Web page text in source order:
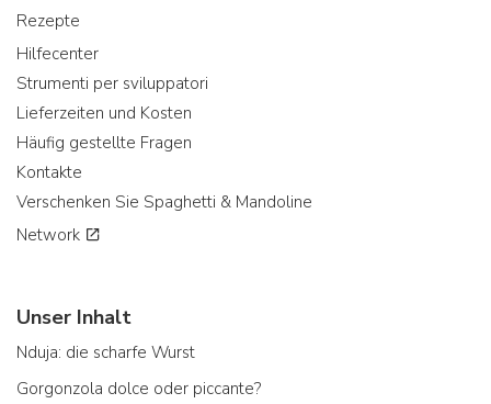
Rezepte
Hilfecenter
Strumenti per sviluppatori
Lieferzeiten und Kosten
Häufig gestellte Fragen
Kontakte
Verschenken Sie Spaghetti & Mandoline
Network
Unser Inhalt
Nduja: die scharfe Wurst
Gorgonzola dolce oder piccante?